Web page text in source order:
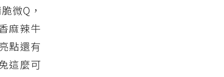
微Q，
麻辣牛
點還有
這麼可